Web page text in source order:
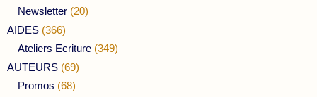
Newsletter (20)
AIDES (366)
Ateliers Ecriture (349)
AUTEURS (69)
Promos (68)